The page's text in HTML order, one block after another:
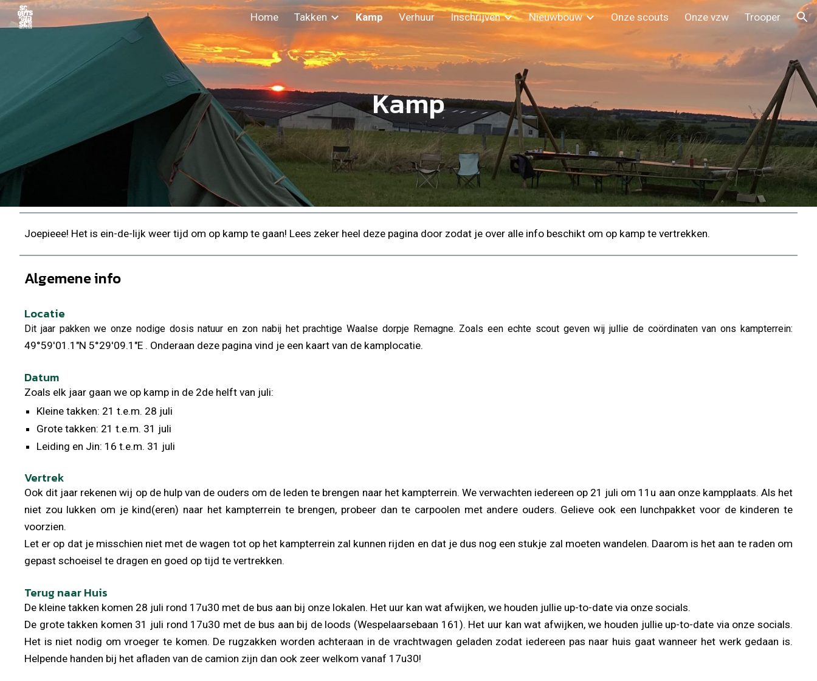
Skip to main content Skip to navigation
Home Takken Kamp Verhuur Inschrijven Nieuwbouw Onze scouts Onze vzw Trooper
Kamp
Joepieee! Het is ein-de-lijk weer tijd om op kamp te gaan! Lees zeker heel deze pagina door zodat je over alle info beschikt om op kamp te vertrekken.
Algemene info
Locatie
Dit jaar pakken we onze nodige dosis natuur en zon nabij het prachtige Waalse dorpje Remagne. Zoals een echte scout geven wij jullie de coördinaten van ons kampterrein:
49°59'01.1"N 5°29'09.1"E . Onderaan deze pagina vind je een kaart van de kamplocatie.
Datum
Zoals elk jaar gaan we op kamp in de 2de helft van juli:
Kleine takken: 21 t.e.m. 28 juli
Grote takken: 21 t.e.m. 31 juli
Leiding en Jin: 16 t.e.m. 31 juli
Vertrek
Ook dit jaar rekenen wij op de hulp van de ouders om de leden te brengen naar het kampterrein. We verwachten iedereen op 21 juli om 11u aan onze kampplaats. Als het
niet zou lukken om je kind(eren) naar het kampterrein te brengen, probeer dan te carpoolen met andere ouders. Gelieve ook een lunchpakket voor de kinderen te
voorzien.
Let er op dat je misschien niet met de wagen tot op het kampterrein zal kunnen rijden en dat je dus nog een stukje zal moeten wandelen. Daarom is het aan te raden om
gepast schoeisel te dragen en goed op tijd te vertrekken.
Terug naar Huis
De kleine takken komen 28 juli rond 17u30 met de bus aan bij onze lokalen. Het uur kan wat afwijken, we houden jullie up-to-date via onze socials.
De grote takken komen 31 juli rond 17u30 met de bus aan bij de loods (Wespelaarsebaan 161). Het uur kan wat afwijken, we houden jullie up-to-date via onze socials.
Het is niet nodig om vroeger te komen. De rugzakken worden achteraan in de vrachtwagen geladen zodat iedereen pas naar huis gaat wanneer het werk gedaan is.
Helpende handen bij het afladen van de camion zijn dan ook zeer welkom vanaf 17u30!